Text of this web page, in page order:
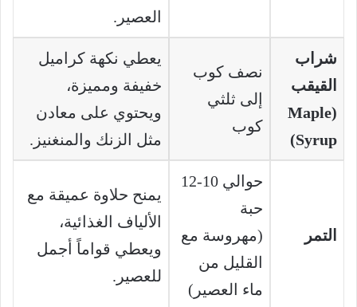
العصير.
شراب
القيقب
(Maple
Syrup)
نصف كوب
إلى ثلثي
كوب
يعطي نكهة كراميل
خفيفة ومميزة،
ويحتوي على معادن
مثل الزنك والمنغنيز.
التمر
حوالي 10-12
حبة
(مهروسة مع
القليل من
ماء العصير)
يمنح حلاوة عميقة مع
الألياف الغذائية،
ويعطي قواماً أجمل
للعصير.